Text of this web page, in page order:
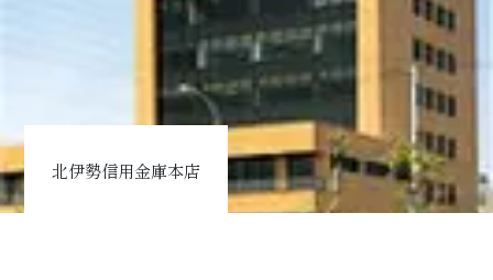
北伊勢信用金庫本店